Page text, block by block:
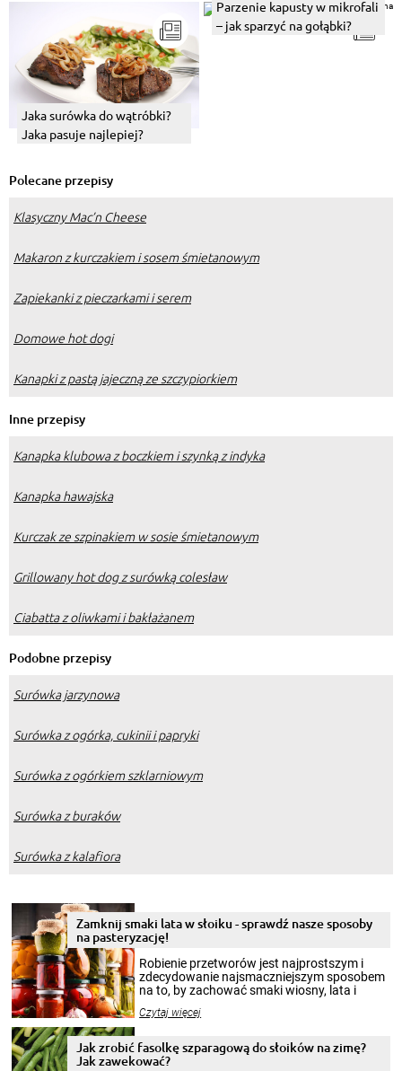
Jaka surówka do wątróbki?
Jaka pasuje najlepiej?
Parzenie kapusty w mikrofali
– jak sparzyć na gołąbki?
Polecane przepisy
Klasyczny Mac’n Cheese
Makaron z kurczakiem i sosem śmietanowym
Zapiekanki z pieczarkami i serem
Domowe hot dogi
Kanapki z pastą jajeczną ze szczypiorkiem
Inne przepisy
Kanapka klubowa z boczkiem i szynką z indyka
Kanapka hawajska
Kurczak ze szpinakiem w sosie śmietanowym
Grillowany hot dog z surówką colesław
Ciabatta z oliwkami i bakłażanem
Podobne przepisy
Surówka jarzynowa
Surówka z ogórka, cukinii i papryki
Surówka z ogórkiem szklarniowym
Surówka z buraków
Surówka z kalafiora
Zamknij smaki lata w słoiku - sprawdź nasze sposoby
na pasteryzację!
Robienie przetworów jest najprostszym i
zdecydowanie najsmaczniejszym sposobem
na to, by zachować smaki wiosny, lata i
krajobrazów, by cieszyć nimi oko w sezonie
pełni poczuć atmosferę cieplejszych
miesięcy. Przygotowanie słoików ze
Czytaj więcej
Jak zrobić fasolkę szparagową do słoików na zimę?
Jak zawekować?